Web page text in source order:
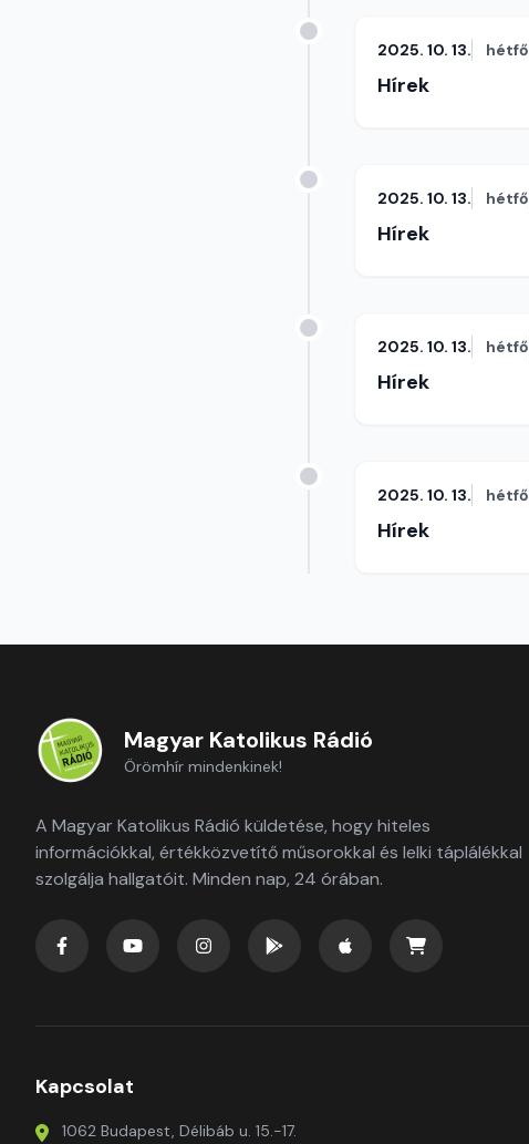
2025. 10. 13. hétfő
Hírek
2025. 10. 13. hétfő
Hírek
2025. 10. 13. hétfő
Hírek
2025. 10. 13. hétfő
Hírek
Magyar Katolikus Rádió
Örömhír mindenkinek!
A Magyar Katolikus Rádió küldetése, hogy hiteles
információkkal, értékközvetítő műsorokkal és lelki táplálékkal
szolgálja hallgatóit. Minden nap, 24 órában.
Kapcsolat
1062 Budapest, Délibáb u. 15.-17.